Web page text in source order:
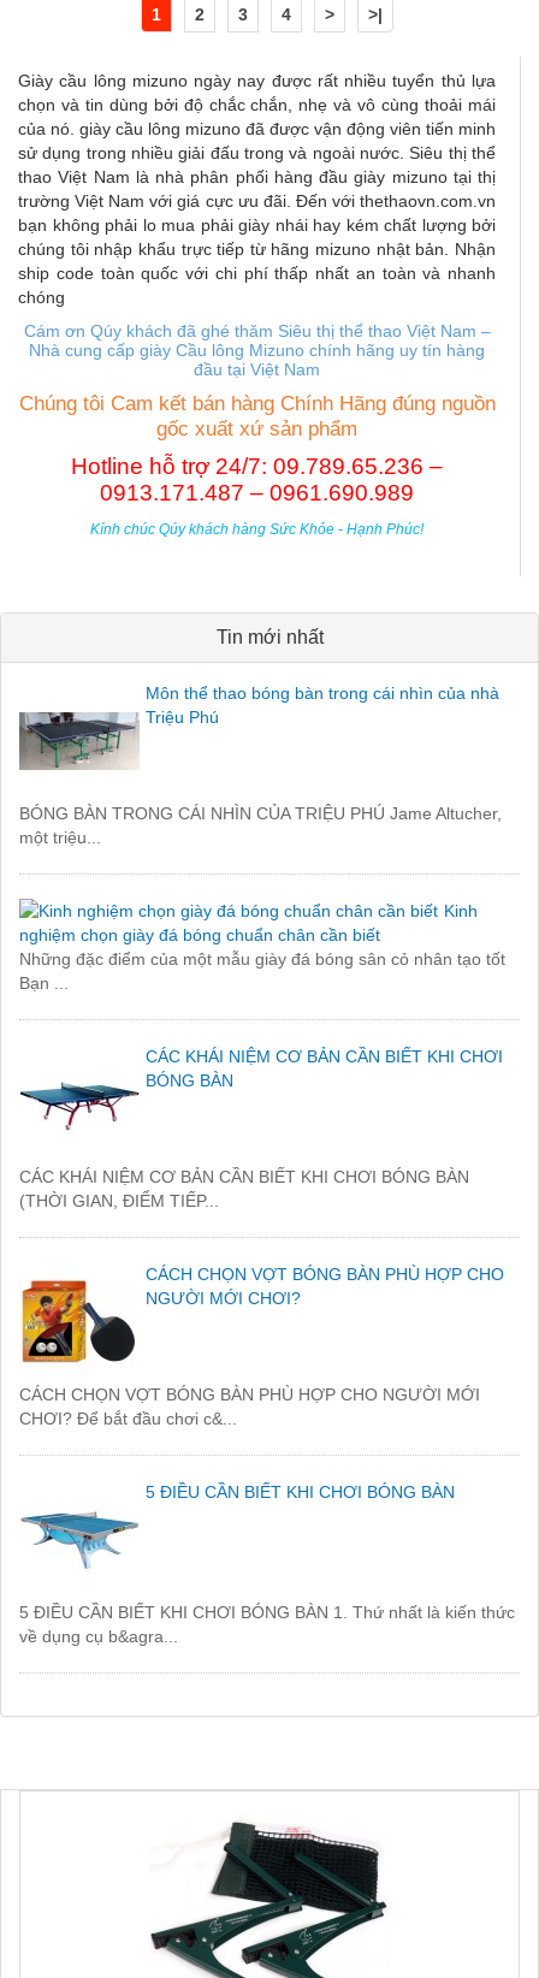
1 2 3 4 > >|
Giày cầu lông mizuno ngày nay được rất nhiều tuyển thủ lựa
chọn và tin dùng bởi độ chắc chắn, nhẹ và vô cùng thoải mái
của nó. giày cầu lông mizuno đã được vận động viên tiến minh
sử dụng trong nhiều giải đấu trong và ngoài nước. Siêu thị thể
thao Việt Nam là nhà phân phối hàng đầu giày mizuno tại thị
trường Việt Nam với giá cực ưu đãi. Đến với thethaovn.com.vn
bạn không phải lo mua phải giày nhái hay kém chất lượng bởi
chúng tôi nhập khẩu trực tiếp từ hãng mizuno nhật bản. Nhận
ship code toàn quốc với chi phí thấp nhất an toàn và nhanh
chóng
Cám ơn Qúy khách đã ghé thăm Siêu thị thể thao Việt Nam –
Nhà cung cấp giày Cầu lông Mizuno chính hãng uy tín hàng
đầu tại Việt Nam
Chúng tôi Cam kết bán hàng Chính Hãng đúng nguồn
gốc xuất xứ sản phẩm
Hotline hỗ trợ 24/7: 09.789.65.236 –
0913.171.487 – 0961.690.989
Kính chúc Qúy khách hàng Sức Khỏe - Hạnh Phúc!
Tin mới nhất
Môn thể thao bóng bàn trong cái nhìn của nhà
Triệu Phú
BÓNG BÀN TRONG CÁI NHÌN CỦA TRIỆU PHÚ Jame Altucher,
một triệu...
Kinh
nghiệm chọn giày đá bóng chuẩn chân cần biết
Những đặc điểm của một mẫu giày đá bóng sân cỏ nhân tạo tốt
Bạn ...
CÁC KHÁI NIỆM CƠ BẢN CẦN BIẾT KHI CHƠI
BÓNG BÀN
CÁC KHÁI NIỆM CƠ BẢN CẦN BIẾT KHI CHƠI BÓNG BÀN
(THỜI GIAN, ĐIỂM TIẾP...
CÁCH CHỌN VỢT BÓNG BÀN PHÙ HỢP CHO
NGƯỜI MỚI CHƠI?
CÁCH CHỌN VỢT BÓNG BÀN PHÙ HỢP CHO NGƯỜI MỚI
CHƠI? Để bắt đầu chơi c&...
5 ĐIỀU CẦN BIẾT KHI CHƠI BÓNG BÀN
5 ĐIỀU CẦN BIẾT KHI CHƠI BÓNG BÀN 1. Thứ nhất là kiến thức
về dụng cụ b&agra...